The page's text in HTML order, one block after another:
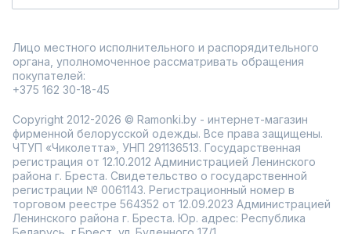
Лицо местного исполнительного и распорядительного
органа, уполномоченное рассматривать обращения
покупателей:
+375 162 30-18-45
Copyright 2012-2026 © Ramonki.by - интернет-магазин
фирменной белорусской одежды. Все права защищены.
ЧТУП «Чиколетта», УНП 291136513. Государственная
регистрация от 12.10.2012 Администрацией Ленинского
района г. Бреста. Свидетельство о государственной
регистрации № 0061143. Регистрационный номер в
торговом реестре 564352 от 12.09.2023 Администрацией
Ленинского района г. Бреста. Юр. адрес: Республика